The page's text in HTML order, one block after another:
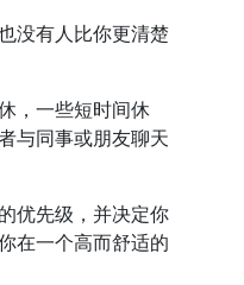
没有人比你更清楚
，一些短时间休
与同事或朋友聊天
优先级，并决定你
在一个高而舒适的